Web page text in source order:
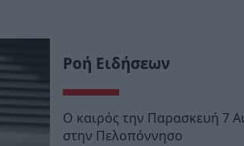
Ροή Ειδήσεων
Ο καιρός την Παρασκευή 7
στην Πελοπόννησο